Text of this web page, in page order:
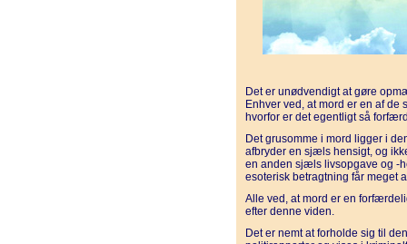
Det er unødvendigt at gøre
Enhver ved, at mord er en af de
hvorfor er det egentligt så
Det grusomme i mord ligger i
afbryder en sjæls hensigt, og
en anden sjæls livsopgave og -
esoterisk betragtning får meget
Alle ved, at mord er en
efter denne viden.
Det er nemt at forholde sig til